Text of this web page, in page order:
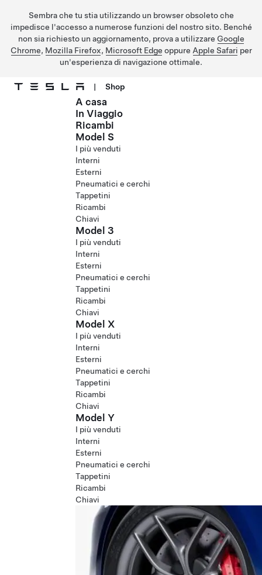
Sembra che tu stia utilizzando un browser obsoleto che
impedisce l'accesso a numerose funzioni del nostro sito. Benché
non sia richiesto un aggiornamento, prova a utilizzare Google
Chrome, Mozilla Firefox, Microsoft Edge oppure Apple Safari per
un'esperienza di navigazione ottimale.
Passa al contenuto principale
| Shop
A casa
In Viaggio
Ricambi
Model S
I più venduti
Interni
Esterni
Pneumatici e cerchi
Tappetini
Ricambi
Chiavi
Model 3
I più venduti
Interni
Esterni
Pneumatici e cerchi
Tappetini
Ricambi
Chiavi
Model X
I più venduti
Interni
Esterni
Pneumatici e cerchi
Tappetini
Ricambi
Chiavi
Model Y
I più venduti
Interni
Esterni
Pneumatici e cerchi
Tappetini
Ricambi
Chiavi